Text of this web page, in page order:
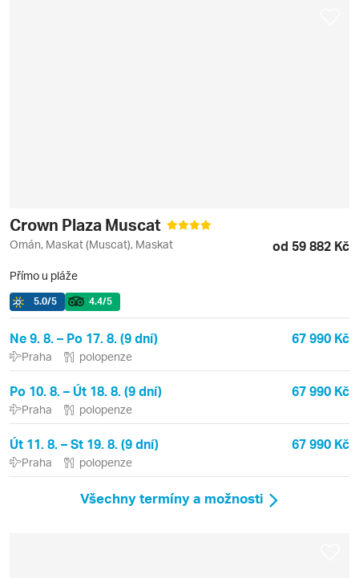
Crown Plaza Muscat
Omán, Maskat (Muscat), Maskat od 59 882 Kč
Přímo u pláže
5.0/5 4.4/5
Ne 9. 8. – Po 17. 8. (9 dní) 67 990 Kč
Praha polopenze
Po 10. 8. – Út 18. 8. (9 dní) 67 990 Kč
Praha polopenze
Út 11. 8. – St 19. 8. (9 dní) 67 990 Kč
Praha polopenze
Všechny termíny a možnosti